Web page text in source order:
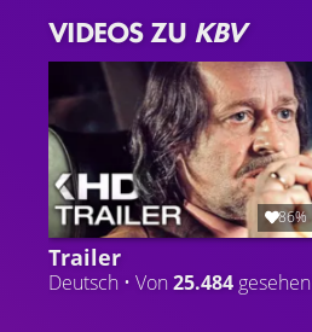
VIDEOS ZU KBV
86%
Trailer
Deutsch • Von25.484 gesehen